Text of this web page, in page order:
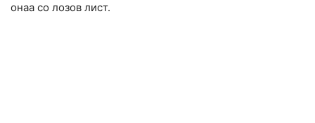
онаа со лозов лист.